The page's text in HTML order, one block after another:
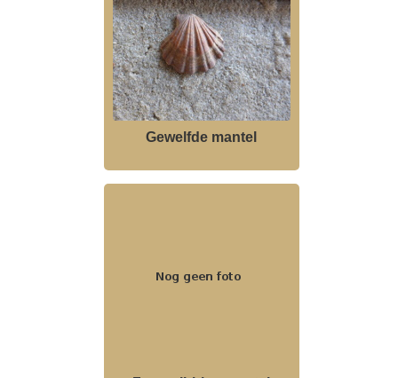
Gewelfde mantel